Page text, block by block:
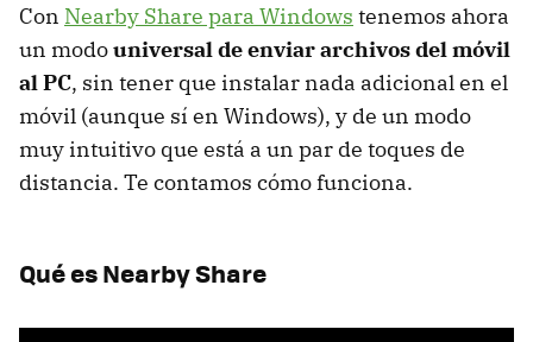
Con Nearby Share para Windows tenemos ahora
un modouniversal de enviar archivos del móvil
al PC, sin tener que instalar nada adicional en el
móvil (aunque sí en Windows), y de un modo
muy intuitivo que está a un par de toques de
distancia. Te contamos cómo funciona.
Qué es Nearby Share